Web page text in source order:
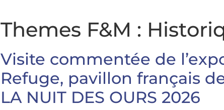
Themes F&M :
Visite commentée de
Refuge, pavillon français
LA NUIT DES OURS 2026